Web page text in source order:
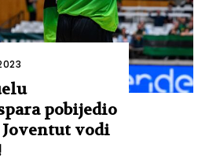
pobijedio
vodi